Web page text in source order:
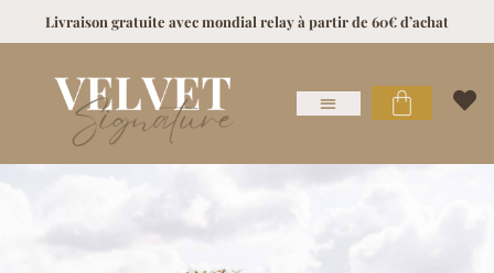
Livraison gratuite avec mondial relay à partir de 60€ d’achat